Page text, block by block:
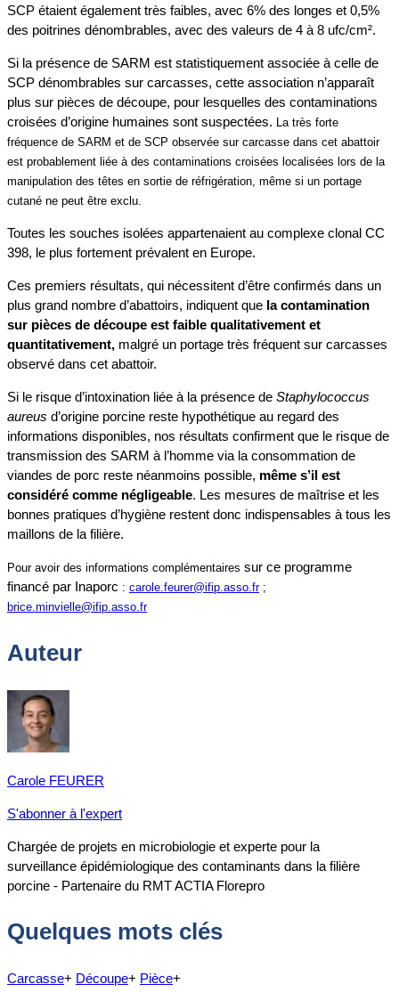
SCP étaient également très faibles, avec 6% des longes et 0,5%
des poitrines dénombrables, avec des valeurs de 4 à 8 ufc/cm².
Si la présence de SARM est statistiquement associée à celle de
SCP dénombrables sur carcasses, cette association n’apparaît
plus sur pièces de découpe, pour lesquelles des contaminations
croisées d’origine humaines sont suspectées. La très forte
fréquence de SARM et de SCP observée sur carcasse dans cet abattoir
est probablement liée à des contaminations croisées localisées lors de la
manipulation des têtes en sortie de réfrigération, même si un portage
cutané ne peut être exclu.
Toutes les souches isolées appartenaient au complexe clonal CC
398, le plus fortement prévalent en Europe.
Ces premiers résultats, qui nécessitent d’être confirmés dans un
plus grand nombre d’abattoirs, indiquent que la contamination
sur pièces de découpe est faible qualitativement et
quantitativement, malgré un portage très fréquent sur carcasses
observé dans cet abattoir.
Si le risque d’intoxination liée à la présence de Staphylococcus
aureus d’origine porcine reste hypothétique au regard des
informations disponibles, nos résultats confirment que le risque de
transmission des SARM à l’homme via la consommation de
viandes de porc reste néanmoins possible, même s’il est
considéré comme négligeable. Les mesures de maîtrise et les
bonnes pratiques d’hygiène restent donc indispensables à tous les
maillons de la filière.
Pour avoir des informations complémentaires sur ce programme
financé par Inaporc : carole.feurer@ifip.asso.fr;
brice.minvielle@ifip.asso.fr
Auteur
Carole FEURER
S'abonner à l'expert
Chargée de projets en microbiologie et experte pour la
surveillance épidémiologique des contaminants dans la filière
porcine - Partenaire du RMT ACTIA Florepro
Quelques mots clés
Carcasse+ Découpe+ Pièce+